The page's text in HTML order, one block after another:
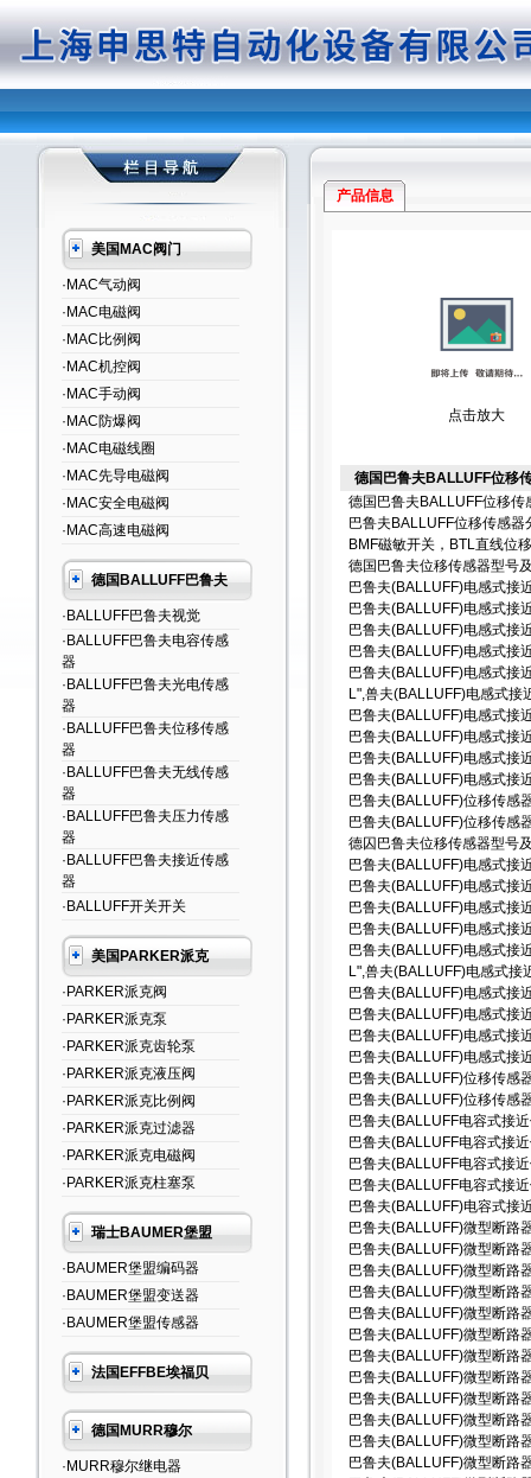
美国MAC阀门
·MAC气动阀
·MAC电磁阀
·MAC比例阀
·MAC机控阀
·MAC手动阀
·MAC防爆阀
·MAC电磁线圈
·MAC先导电磁阀
·MAC安全电磁阀
·MAC高速电磁阀
德国BALLUFF巴鲁夫
·BALLUFF巴鲁夫视觉
·BALLUFF巴鲁夫电容传感
器
·BALLUFF巴鲁夫光电传感
器
·BALLUFF巴鲁夫位移传感
器
·BALLUFF巴鲁夫无线传感
器
·BALLUFF巴鲁夫压力传感
器
·BALLUFF巴鲁夫接近传感
器
·BALLUFF开关开关
美国PARKER派克
·PARKER派克阀
·PARKER派克泵
·PARKER派克齿轮泵
·PARKER派克液压阀
·PARKER派克比例阀
·PARKER派克过滤器
·PARKER派克电磁阀
·PARKER派克柱塞泵
瑞士BAUMER堡盟
·BAUMER堡盟编码器
·BAUMER堡盟变送器
·BAUMER堡盟传感器
法国EFFBE埃福贝
德国MURR穆尔
·MURR穆尔继电器
产品信息
点击放大
德国巴鲁夫BALLUFF位移
德国巴鲁夫BALLUFF位移传
巴鲁夫BALLUFF位移传感
BMF磁敏开关，BTL直线位
德国巴鲁夫位移传感器型号
巴鲁夫(BALLUFF)电感式接
巴鲁夫(BALLUFF)电感式接
巴鲁夫(BALLUFF)电感式接
巴鲁夫(BALLUFF)电感式接
巴鲁夫(BALLUFF)电感式接
L",兽夫(BALLUFF)电感式
巴鲁夫(BALLUFF)电感式接
巴鲁夫(BALLUFF)电感式接
巴鲁夫(BALLUFF)电感式接
巴鲁夫(BALLUFF)电感式接
巴鲁夫(BALLUFF)位移传感
巴鲁夫(BALLUFF)位移传感
德囚巴鲁夫位移传感器型号
巴鲁夫(BALLUFF)电感式接
巴鲁夫(BALLUFF)电感式接
巴鲁夫(BALLUFF)电感式接
巴鲁夫(BALLUFF)电感式接
巴鲁夫(BALLUFF)电感式接
L",兽夫(BALLUFF)电感式
巴鲁夫(BALLUFF)电感式接
巴鲁夫(BALLUFF)电感式接
巴鲁夫(BALLUFF)电感式接
巴鲁夫(BALLUFF)电感式接
巴鲁夫(BALLUFF)位移传感
巴鲁夫(BALLUFF)位移传感
巴鲁夫(BALLUFF电容式接
巴鲁夫(BALLUFF电容式接
巴鲁夫(BALLUFF电容式接
巴鲁夫(BALLUFF电容式接
巴鲁夫(BALLUFF)电容式接
巴鲁夫(BALLUFF)微型断路
巴鲁夫(BALLUFF)微型断路
巴鲁夫(BALLUFF)微型断路
巴鲁夫(BALLUFF)微型断路
巴鲁夫(BALLUFF)微型断路
巴鲁夫(BALLUFF)微型断路
巴鲁夫(BALLUFF)微型断路
巴鲁夫(BALLUFF)微型断路
巴鲁夫(BALLUFF)微型断路
巴鲁夫(BALLUFF)微型断路
巴鲁夫(BALLUFF)微型断路
巴鲁夫(BALLUFF)微型断路